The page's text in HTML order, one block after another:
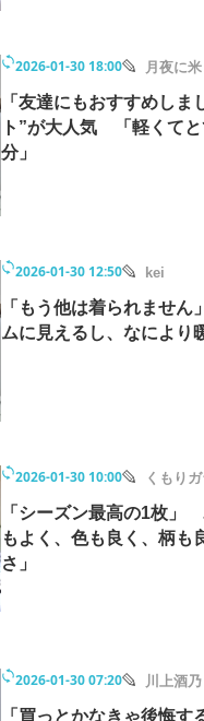
2026-01-30 18:00 月夜に米
「友達にもおすすめし
ト”が大人気 「軽くて
分」
2026-01-30 12:50 kei
「もう他は着られませ
ムに見えるし、なにより
2026-01-30 10:00 くもり
「シーズン最高の1枚」
もよく、色も良く、柄も
さ」
2026-01-30 07:20 川上酒乃
「買っとかなきゃ後悔